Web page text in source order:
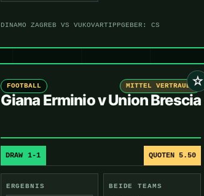
DINAMO ZAGREB VS VUKOVARTIPPGEBER: CS
☆
FOOTBALL MITTEL VERTRAUEN
Giana Erminio v Union Brescia
DRAW 1-1 QUOTEN 5.50
ERGEBNIS
BEIDE TEAMS